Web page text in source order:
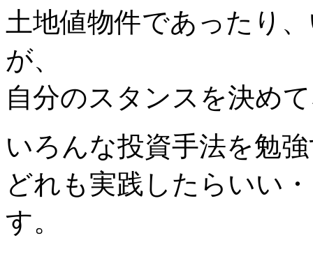
土地値物件であったり
が、
自分のスタンスを決め
いろんな投資手法を勉
どれも実践したらいい
す。